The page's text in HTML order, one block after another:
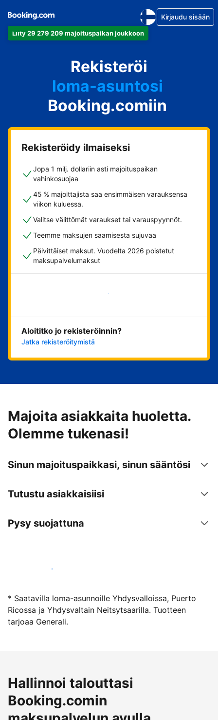
Liity 29 279 209 majoituspaikan joukkoon
Kirjaudu sisään
Rekisteröi
huoneistosi
hotellisi
loma-asuntosi
guesthousesi
bed & breakfastisi
Booking.comiin
Rekisteröidy ilmaiseksi
Jopa 1 milj. dollariin asti majoituspaikan
vahinkosuojaa
45 % majoittajista saa ensimmäisen varauksensa
viikon kuluessa.
Valitse välittömät varaukset tai varauspyynnöt.
Teemme maksujen saamisesta sujuvaa
Päivittäiset maksut. Vuodelta 2026 poistetut
maksupalvelumaksut
Aloita nyt
Aloititko jo rekisteröinnin?
Jatka rekisteröitymistä
Majoita asiakkaita huoletta.
Olemme tukenasi!
Sinun majoituspaikkasi, sinun sääntösi
Tutustu asiakkaisiisi
Pysy suojattuna
Ryhdy majoittajaksi
* Saatavilla loma-asunnoille Yhdysvalloissa, Puerto
Ricossa ja Yhdysvaltain Neitsytsaarilla. Tuotteen
tarjoaa Generali.
Hallinnoi talouttasi
Booking.comin